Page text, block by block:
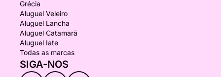
Grécia
Aluguel Veleiro
Aluguel Lancha
Aluguel Catamarã
Aluguel Iate
Todas as marcas
SIGA-NOS